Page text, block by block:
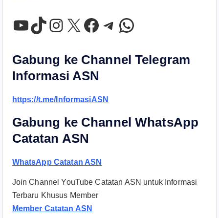
YouTube TikTok Instagram X Facebook Telegram WhatsApp
Gabung ke Channel Telegram
Informasi ASN
https://t.me/InformasiASN
Gabung ke Channel WhatsApp
Catatan ASN
WhatsApp Catatan ASN
Join Channel YouTube Catatan ASN untuk Informasi
Terbaru Khusus Member
Member Catatan ASN